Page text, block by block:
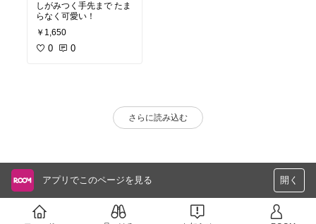
しがみつく手先まで たま
らなく可愛い！
￥1,650
0 0
さらに読み込む
アプリでこのページを見る 開く